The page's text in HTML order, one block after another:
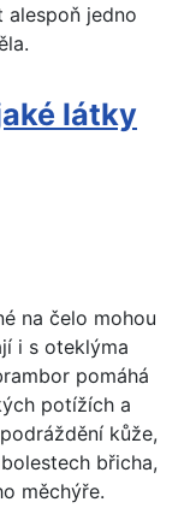
alespoň jedno
látky
na čelo mohou
i s oteklýma
pomáhá
potížích a
kůže,
břicha,
měchýře.